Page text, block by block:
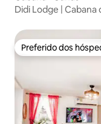
Didi Lodge |
Preferido dos
Preferido dos